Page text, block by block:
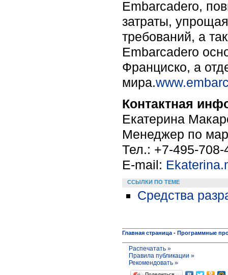
Embarcadero,
затраты,
требований, а
Embarcadero
Франциско, а
мира.
Контактная
Екатерина
Менеджер по
Тел.: +7-495-708-
E-mail:
ССЫЛКИ ПО ТЕМЕ
Средства
Главная страница - Программные
Распечатать »
Правила публикации »
Рекомендовать »